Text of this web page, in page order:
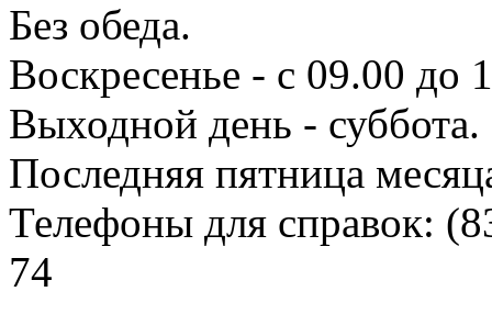
Без обеда.
Воскресенье - с 09.00 до
Выходной день - суббота.
Последняя пятница
Телефоны для справок:
74